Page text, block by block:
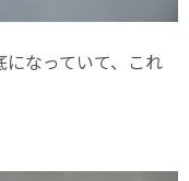
なっていて、これ